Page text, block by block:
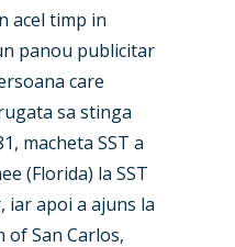
acel timp in
panou publicitar
care
sa stinga
macheta SST a
(Florida) la SST
iar apoi a ajuns la
of San Carlos,
New Routes